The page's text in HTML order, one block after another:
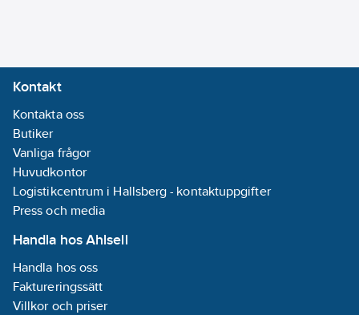
Matas med 1x 230V.
Utförande
pumpbrunn: 1x Inlopp
d110mm. 1x förberedd
ventilationsanslutning
PEM 63mm. 1x
elkanalisation PEM
40mm.
Artikelnummer:
Lev.
artikelnr:
00-8643304
Kontakt
Kontakta oss
Butiker
Vanliga frågor
Huvudkontor
Logistikcentrum i Hallsberg - kontaktuppgifter
Press och media
Handla hos Ahlsell
Handla hos oss
Faktureringssätt
Villkor och priser